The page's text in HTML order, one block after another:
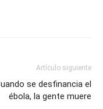
Artículo siguiente
se desfinancia el
ébola, la gente muere